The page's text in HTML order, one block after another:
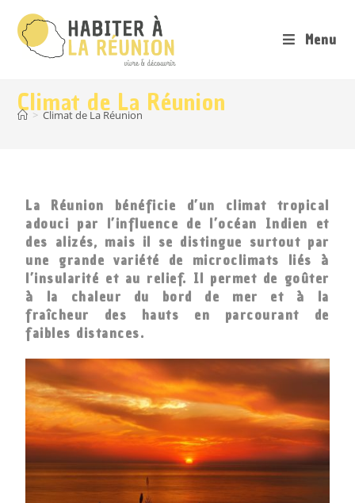
Menu
Climat de La Réunion
> Climat de La Réunion
La Réunion bénéficie d’un climat tropical
adouci par l’influence de l’océan Indien et
des alizés, mais il se distingue surtout par
une grande variété de microclimats liés à
l’insularité et au relief. Il permet de goûter
à la chaleur du bord de mer et à la
fraîcheur des hauts en parcourant de
faibles distances.